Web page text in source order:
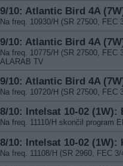
9/10: Atlantic Bird 4A
Na freq. 10930/H (SR 27500,
9/10: Atlantic Bird 4A
Na freq. 10775/H (SR 27500,
ALARAB TV
9/10: Atlantic Bird 4A
Na freq. 10720/H (SR 27500,
8/10: Intelsat 10-02 (1W):
Na freq. 11110/H skončil program
8/10: Intelsat 10-02 (1W):
Na freq. 11108/H (SR 2960, FEC